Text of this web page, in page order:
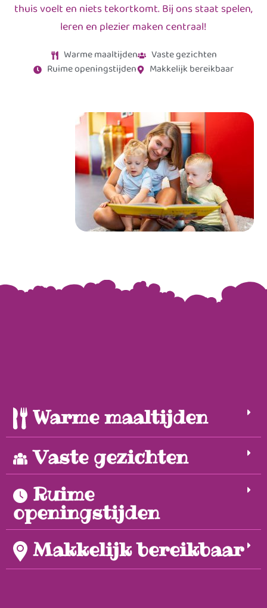
thuis voelt en niets tekortkomt. Bij ons staat spelen,
leren en plezier maken centraal!
Warme maaltijden
Vaste gezichten
Ruime openingstijden
Makkelijk bereikbaar
Warme maaltijden
Vaste gezichten
Ruime
openingstijden
Makkelijk bereikbaar